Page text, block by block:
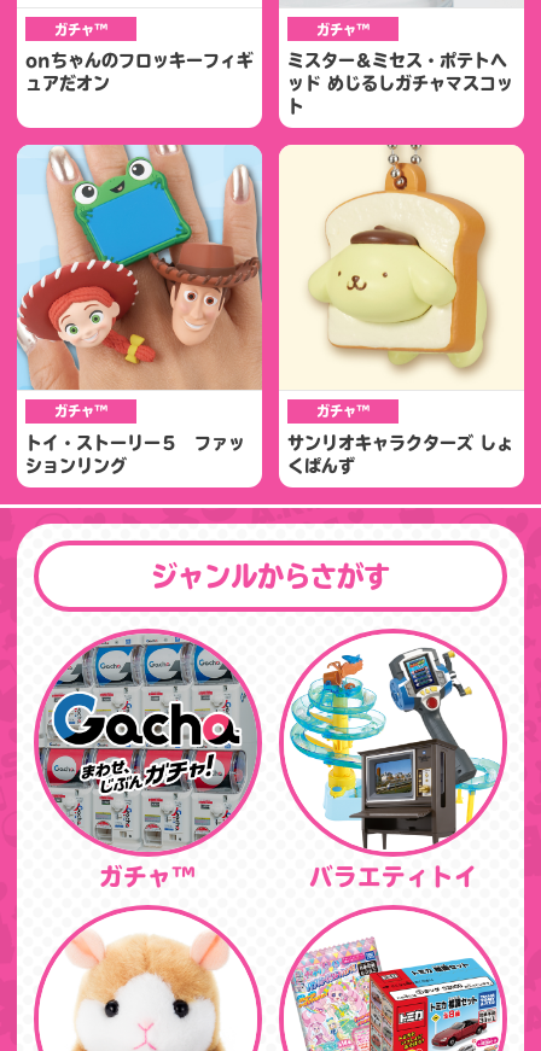
ガチャ™
onちゃんのフロッキーフィギ
ュアだオン
ガチャ™
ミスター＆ミセス・ポテトヘ
ッド めじるしガチャマスコッ
ト
ガチャ™
トイ・ストーリー５ ファッ
ションリング
ガチャ™
サンリオキャラクターズ しょ
くぱんず
ジャンルからさがす
ガチャ™ バラエティトイ